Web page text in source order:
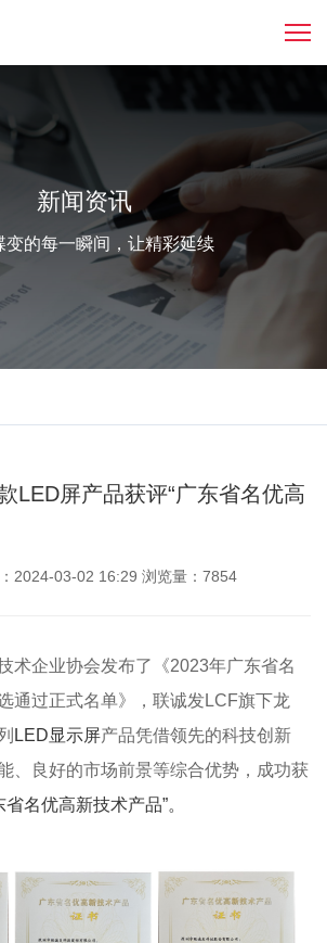
新闻资讯
变的每一瞬间，让精彩延续
LED屏产品获评“广东省名优高
2024-03-02 16:29 浏览量：7854
术企业协会发布了《2023年广东省名
通过正式名单》，联诚发LCF旗下龙
LED显示屏产品凭借领先的科技创新
、良好的市场前景等综合优势，成功获
名优高新技术产品”。